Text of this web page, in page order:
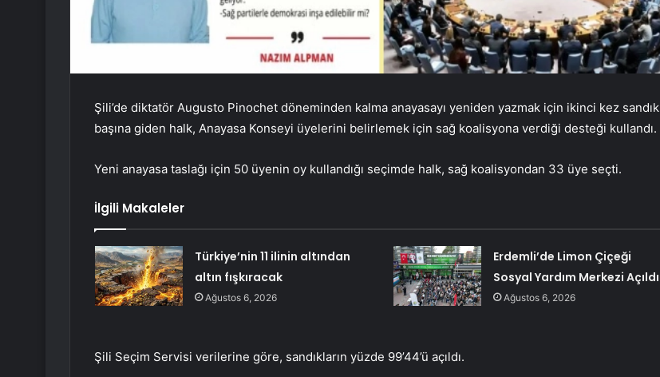
Şili’de diktatör Augusto Pinochet döneminden kalma anayasayı yeniden yazmak için ikinci kez sandık
başına giden halk, Anayasa Konseyi üyelerini belirlemek için sağ koalisyona verdiği desteği kullandı.
Yeni anayasa taslağı için 50 üyenin oy kullandığı seçimde halk, sağ koalisyondan 33 üye seçti.
İlgili Makaleler
Türkiye’nin 11 ilinin altından
altın fışkıracak
Ağustos 6, 2026
Erdemli’de Limon Çiçeği
Sosyal Yardım Merkezi Açıldı
Ağustos 6, 2026
Şili Seçim Servisi verilerine göre, sandıkların yüzde 99’44’ü açıldı.